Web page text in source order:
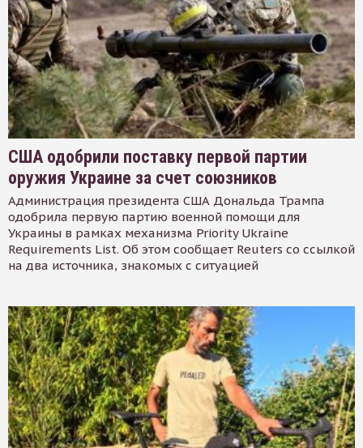
США одобрили поставку первой партии
оружия Украине за счет союзников
Администрация президента США Дональда Трампа
одобрила первую партию военной помощи для
Украины в рамках механизма Priority Ukraine
Requirements List. Об этом сообщает Reuters со ссылкой
на два источника, знакомых с ситуацией